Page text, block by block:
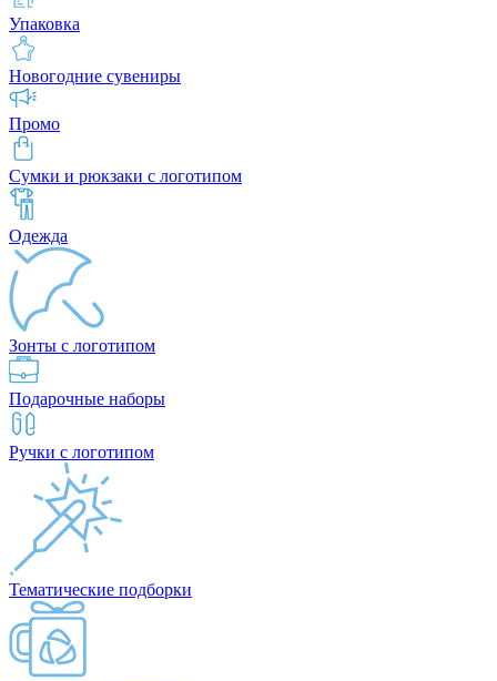
Упаковка
Новогодние сувениры
Промо
Сумки и рюкзаки с логотипом
Одежда
Зонты с логотипом
Подарочные наборы
Ручки с логотипом
Тематические подборки